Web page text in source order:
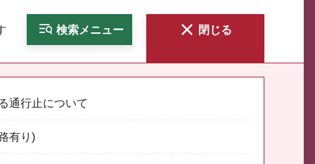
検索メニュー 閉じる
通行止について
有り)